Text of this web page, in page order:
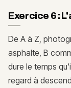
Exercice 6 :
De A à Z,
asphalte, B
dure le temps
regard à